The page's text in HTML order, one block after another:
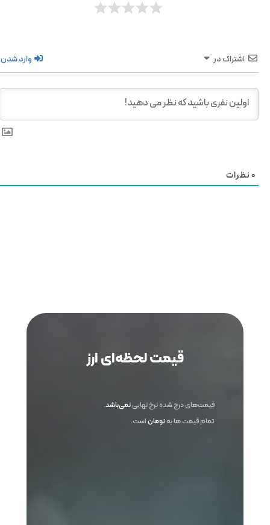
اشتراک در وارد شدن
0نظرات
قیمت لحظه‌ای ارز
قیمت‌های درج شده نرخ نهایینمی‌باشد.
تمام قیمت ها به توماناست.